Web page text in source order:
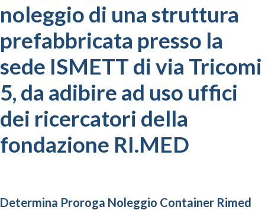
noleggio di una struttura
prefabbricata presso la
sede ISMETT di via Tricomi
5, da adibire ad uso uffici
dei ricercatori della
fondazione RI.MED
Determina Proroga Noleggio Container Rimed